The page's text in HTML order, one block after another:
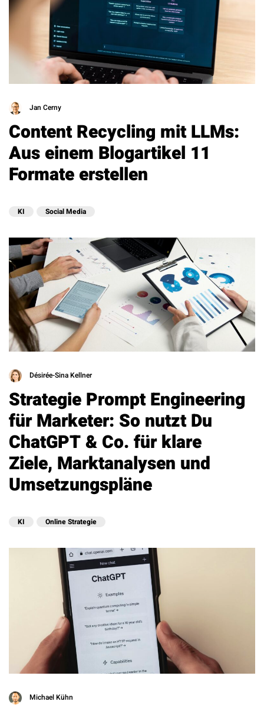
Jan Cerny
Content Recycling mit LLMs:
Aus einem Blogartikel 11
Formate erstellen
KI Social Media
Désirée-Sina Kellner
Strategie Prompt Engineering
für Marketer: So nutzt Du
ChatGPT & Co. für klare
Ziele, Marktanalysen und
Umsetzungspläne
KI Online Strategie
Michael Kühn